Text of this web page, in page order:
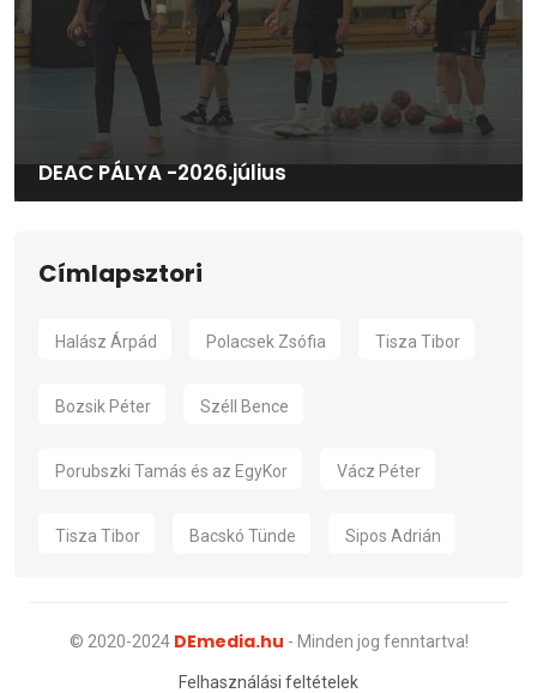
DEAC PÁLYA -2026.július
Címlapsztori
Halász Árpád Polacsek Zsófia Tisza Tibor
Bozsik Péter Széll Bence
Porubszki Tamás és az EgyKor Vácz Péter
Tisza Tibor Bacskó Tünde Sipos Adrián
© 2020-2024 DEmedia.hu - Minden jog fenntartva!
Felhasználási feltételek